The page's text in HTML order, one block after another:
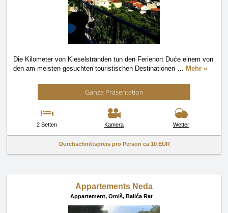
Die Kilometer von Kieselstränden tun den Ferienort Duće einem von
den am meisten gesuchten touristischen Destinationen … Mehr »
Ganze Präsentation
2 Betten Kamera Wetter
Durchschnittspreis pro Person ca 10 EUR
Appartements Neda
Appartement, Omiš, Balića Rat